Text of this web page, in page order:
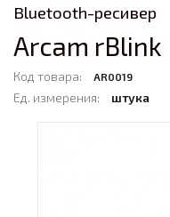
Bluetooth-ресивер
Arcam rBlink
Код товара: AR0019
Ед. измерения: штука